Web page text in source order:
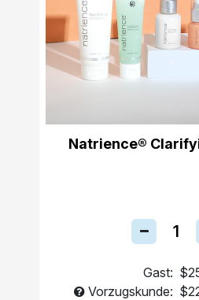
Natrience®
Gast:
Vorzugskunde: